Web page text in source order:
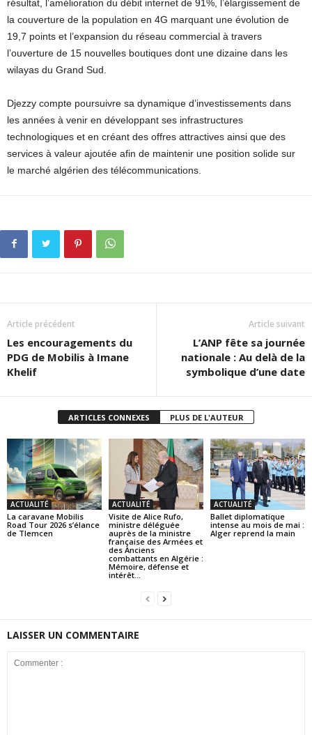
résultat, l’amélioration du débit internet de 91%, l’élargissement de
la couverture de la population en 4G marquant une évolution de
19,7 points et l’expansion du réseau commercial à travers
l’ouverture de 15 nouvelles boutiques dont une dizaine dans les
wilayas du Grand Sud.
Djezzy compte poursuivre sa dynamique d’investissements dans
les années à venir en développant ses infrastructures
technologiques et en créant des offres attractives ainsi que des
services à valeur ajoutée afin de maintenir une position solide sur
le marché algérien des télécommunications.
Article précédent
Les encouragements du
PDG de Mobilis à Imane
Khelif
Article suivant
L’ANP fête sa journée
nationale : Au delà de la
symbolique d’une date
ARTICLES CONNEXES PLUS DE L'AUTEUR
ACTUALITÉ
La caravane Mobilis
Road Tour 2026 s’élance
de Tlemcen
ACTUALITÉ
Visite de Alice Rufo,
ministre déléguée
auprès de la ministre
française des Armées et
des Anciens
combattants en Algérie :
Mémoire, défense et
intérêt...
ACTUALITÉ
Ballet diplomatique
intense au mois de mai :
Alger reprend la main
LAISSER UN COMMENTAIRE